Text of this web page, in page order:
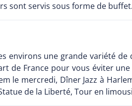
sont servis sous forme de buffet.
environs une grande variété
de France pour vous éviter
le mercredi, Dîner Jazz à
de la Liberté, Tour en